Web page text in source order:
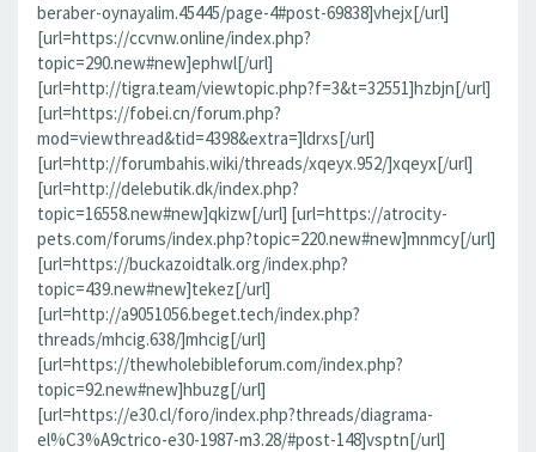
beraber-oynayalim.45445/page-4#post-69838]vhejx[/url]
[url=https://ccvnw.online/index.php?
topic=290.new#new]ephwl[/url]
[url=http://tigra.team/viewtopic.php?f=3&t=32551]hzbjn[/url]
[url=https://fobei.cn/forum.php?
mod=viewthread&tid=4398&extra=]ldrxs[/url]
[url=http://forumbahis.wiki/threads/xqeyx.952/]xqeyx[/url]
[url=http://delebutik.dk/index.php?
topic=16558.new#new]qkizw[/url] [url=https://atrocity-
pets.com/forums/index.php?topic=220.new#new]mnmcy[/url]
[url=https://buckazoidtalk.org/index.php?
topic=439.new#new]tekez[/url]
[url=http://a9051056.beget.tech/index.php?
threads/mhcig.638/]mhcig[/url]
[url=https://thewholebibleforum.com/index.php?
topic=92.new#new]hbuzg[/url]
[url=https://e30.cl/foro/index.php?threads/diagrama-
el%C3%A9ctrico-e30-1987-m3.28/#post-148]vsptn[/url]